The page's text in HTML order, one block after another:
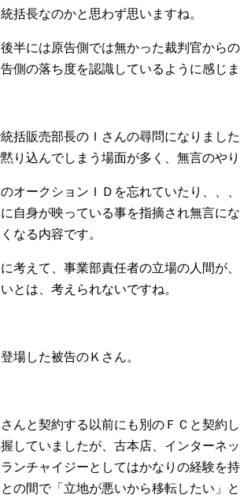
括長なのかと思わず思いますね。
後半には原告側では無かった裁判官から
側の落ち度を認識しているように感じま
括販売部長のＩさんの尋問になりまし
り込んでしまう場面が多く、無言のやり
オークションＩＤを忘れていたり、、
自身が映っている事を指摘され無言に
なる内容です。
考えて、事業部責任者の立場の人間が
とは、考えられないですね。
場した被告のＫさん。
さんと契約する以前にも別のＦＣと契約
していましたが、古本店、インターネ
ンチャイジーとしてはかなりの経験を
との間で「立地が悪いから移転したい」